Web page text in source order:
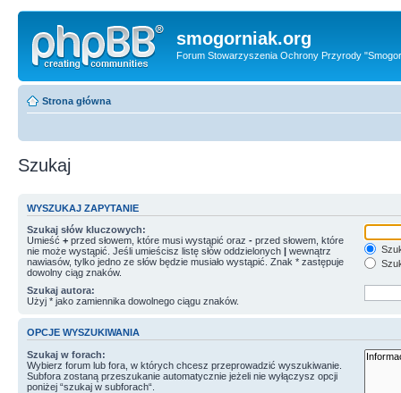
smogorniak.org
Forum Stowarzyszenia Ochrony Przyrody
Strona główna
Szukaj
WYSZUKAJ ZAPYTANIE
Szukaj słów kluczowych:
Umieść + przed słowem, które musi wystąpić oraz - przed słowem, które
nie może wystąpić. Jeśli umieścisz listę słów oddzielonych | wewnątrz
nawiasów, tylko jedno ze słów będzie musiało wystąpić. Znak * zastępuje
dowolny ciąg znaków.
Szukaj autora:
Użyj * jako zamiennika dowolnego ciągu znaków.
OPCJE WYSZUKIWANIA
Szukaj w forach:
Wybierz forum lub fora, w których chcesz przeprowadzić wyszukiwanie.
Subfora zostaną przeszukanie automatycznie jeżeli nie wyłączysz opcji
poniżej “szukaj w subforach“.